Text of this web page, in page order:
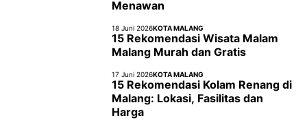
Menawan
18 Juni 2026KOTA MALANG
15 Rekomendasi Wisata Malam
Malang Murah dan Gratis
17 Juni 2026KOTA MALANG
15 Rekomendasi Kolam Renang di
Malang: Lokasi, Fasilitas dan
Harga